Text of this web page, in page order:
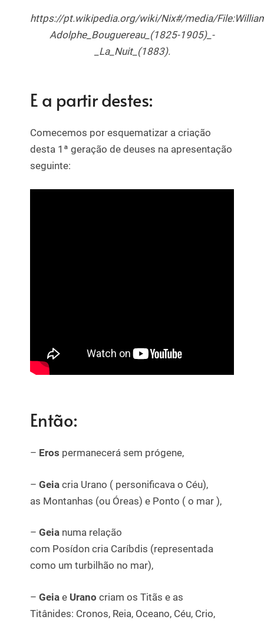
https://pt.wikipedia.org/wiki/Nix#/media/
Adolphe_Bouguereau_(1825-1905)_-
_La_Nuit_(1883).
E a partir destes:
Comecemos por esquematizar a criação
desta 1ª geração de deuses na apresentação
seguinte:
Então:
– Eros permanecerá sem prógene,
– Geia cria Urano ( personificava o Céu),
as Montanhas (ou Óreas) e Ponto ( o mar ),
– Geia numa relação
com Posídon cria Caríbdis (representada
como um turbilhão no mar),
– Geia e Urano criam os Titãs e as
Titânides: Cronos, Reia, Oceano, Céu, Crio,